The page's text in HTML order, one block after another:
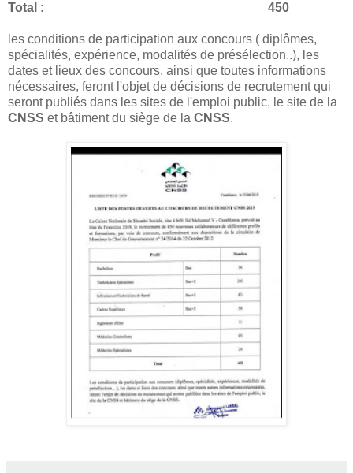
Total : 450
les conditions de participation aux concours ( diplômes,
spécialités, expérience, modalités de présélection..), les
dates et lieux des concours, ainsi que toutes informations
nécessaires, feront l'objet de décisions de recrutement qui
seront publiés dans les sites de l'emploi public, le site de la
CNSS et bâtiment du siège de la CNSS.